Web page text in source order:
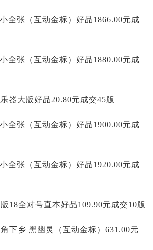
全张（互动金标）好品1866.00元成
全张（互动金标）好品1880.00元成
器大版好品20.80元成交45版
全张（互动金标）好品1900.00元成
全张（互动金标）好品1920.00元成
18全对号直本好品109.90元成交10版
下乡 黑幽灵（互动金标）631.00元